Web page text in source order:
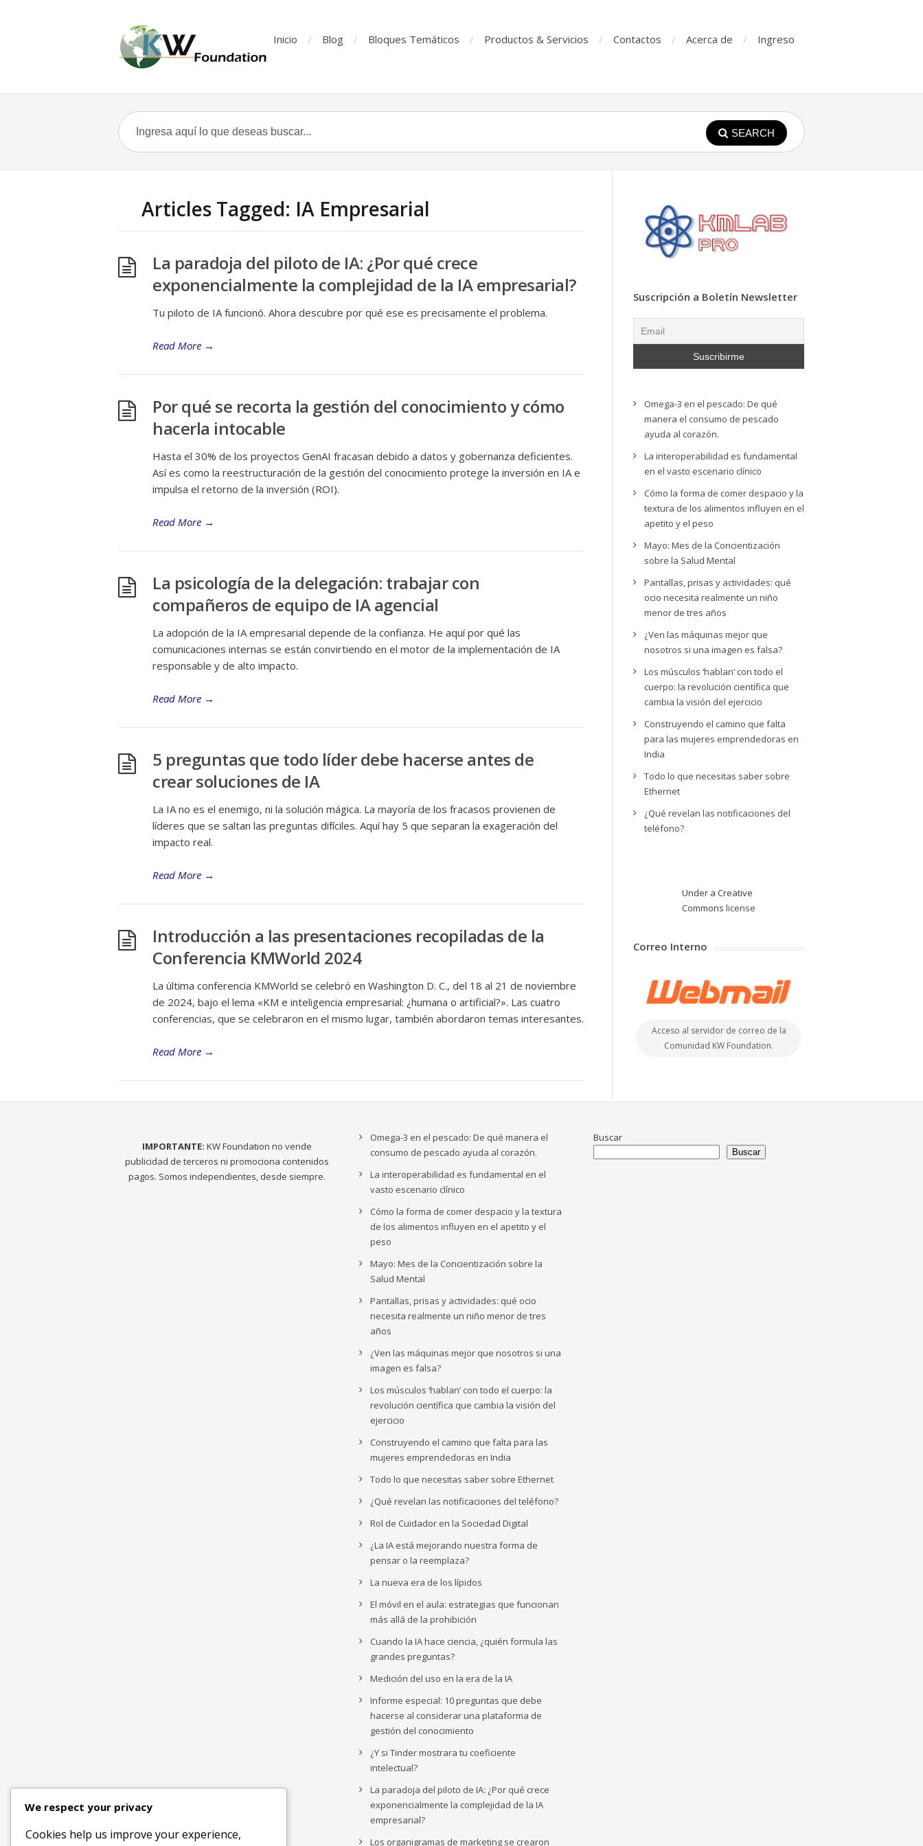
Inicio Blog Bloques Temáticos Productos & Servicios Contactos Acerca de Ingreso
SEARCH
Articles Tagged: IA Empresarial
La paradoja del piloto de IA: ¿Por qué crece
exponencialmente la complejidad de la IA empresarial?
Tu piloto de IA funcionó. Ahora descubre por qué ese es precisamente el problema.
Read More →
Por qué se recorta la gestión del conocimiento y cómo
hacerla intocable
Hasta el 30% de los proyectos GenAI fracasan debido a datos y gobernanza deficientes.
Así es como la reestructuración de la gestión del conocimiento protege la inversión en IA e
impulsa el retorno de la inversión (ROI).
Read More →
La psicología de la delegación: trabajar con
compañeros de equipo de IA agencial
La adopción de la IA empresarial depende de la confianza. He aquí por qué las
comunicaciones internas se están convirtiendo en el motor de la implementación de IA
responsable y de alto impacto.
Read More →
5 preguntas que todo líder debe hacerse antes de
crear soluciones de IA
La IA no es el enemigo, ni la solución mágica. La mayoría de los fracasos provienen de
líderes que se saltan las preguntas difíciles. Aquí hay 5 que separan la exageración del
impacto real.
Read More →
Introducción a las presentaciones recopiladas de la
Conferencia KMWorld 2024
La última conferencia KMWorld se celebró en Washington D. C., del 18 al 21 de noviembre
de 2024, bajo el lema «KM e inteligencia empresarial: ¿humana o artificial?». Las cuatro
conferencias, que se celebraron en el mismo lugar, también abordaron temas interesantes.
Read More →
Suscripción a Boletín Newsletter
Omega-3 en el pescado: De qué
manera el consumo de pescado
ayuda al corazón.
La interoperabilidad es fundamental
en el vasto escenario clínico
Cómo la forma de comer despacio y la
textura de los alimentos influyen en el
apetito y el peso
Mayo: Mes de la Concientización
sobre la Salud Mental
Pantallas, prisas y actividades: qué
ocio necesita realmente un niño
menor de tres años
¿Ven las máquinas mejor que
nosotros si una imagen es falsa?
Los músculos ‘hablan’ con todo el
cuerpo: la revolución científica que
cambia la visión del ejercicio
Construyendo el camino que falta
para las mujeres emprendedoras en
India
Todo lo que necesitas saber sobre
Ethernet
¿Qué revelan las notificaciones del
teléfono?
Under a Creative
Commons license
Correo Interno
Acceso al servidor de correo de la
Comunidad KW Foundation.
IMPORTANTE: KW Foundation no vende
publicidad de terceros ni promociona contenidos
pagos. Somos independientes, desde siempre.
Omega-3 en el pescado: De qué manera el
consumo de pescado ayuda al corazón.
La interoperabilidad es fundamental en el
vasto escenario clínico
Cómo la forma de comer despacio y la textura
de los alimentos influyen en el apetito y el
peso
Mayo: Mes de la Concientización sobre la
Salud Mental
Pantallas, prisas y actividades: qué ocio
necesita realmente un niño menor de tres
años
¿Ven las máquinas mejor que nosotros si una
imagen es falsa?
Los músculos ‘hablan’ con todo el cuerpo: la
revolución científica que cambia la visión del
ejercicio
Construyendo el camino que falta para las
mujeres emprendedoras en India
Todo lo que necesitas saber sobre Ethernet
¿Qué revelan las notificaciones del teléfono?
Rol de Cuidador en la Sociedad Digital
¿La IA está mejorando nuestra forma de
pensar o la reemplaza?
La nueva era de los lípidos
El móvil en el aula: estrategias que funcionan
más allá de la prohibición
Cuando la IA hace ciencia, ¿quién formula las
grandes preguntas?
Medición del uso en la era de la IA
Informe especial: 10 preguntas que debe
hacerse al considerar una plataforma de
gestión del conocimiento
¿Y si Tinder mostrara tu coeficiente
intelectual?
La paradoja del piloto de IA: ¿Por qué crece
exponencialmente la complejidad de la IA
empresarial?
Los organigramas de marketing se crearon
Buscar
Buscar
We respect your privacy
Cookies help us improve your experience,